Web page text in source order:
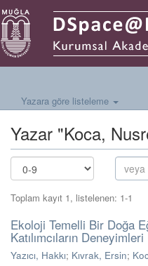
Yazara göre listeleme
Yazar "Koca,
Toplam kayıt 1, listelenen: 1-1
Ekoloji Temelli Bir Doğa
Katılımcıların
Yazıcı, Hakkı; Kıvrak, Ersin;